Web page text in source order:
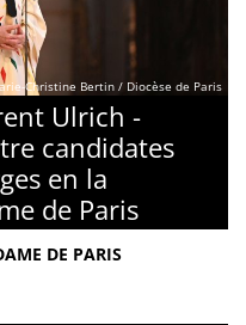
Christine Bertin / Diocèse de Paris
Ulrich -
candidates
en la
de Paris
DE PARIS